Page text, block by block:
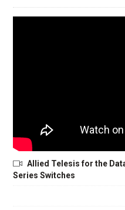
Allied Telesis for the
Series Switches